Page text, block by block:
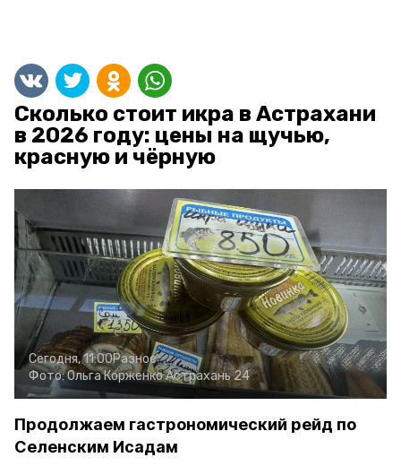
Сколько стоит икра в Астрахани
в 2026 году: цены на щучью,
красную и чёрную
Сегодня, 11:00Разное
Фото:Ольга КорженкоАстрахань 24
Продолжаем гастрономический рейд по
Селенским Исадам